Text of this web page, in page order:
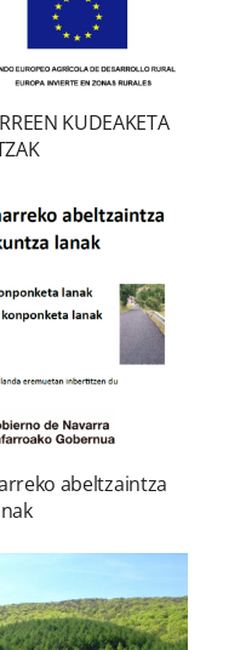
KUDEAKETA
abeltzaintza